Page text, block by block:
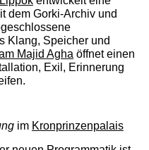
dem Gorki-Archiv und
Klang, Speicher und
Majid Aghaöffnet einen
Exil, Erinnerung
im Kronprinzenpalais